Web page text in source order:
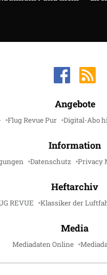
Angebote
Flug Revue Pur Digital-Abo
Information
Datenschutz Privacy
Heftarchiv
REVUE Klassiker der
Media
Mediadaten Online